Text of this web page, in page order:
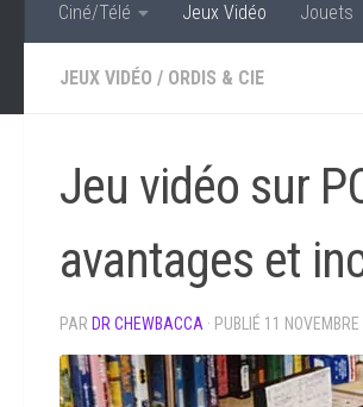
Ciné/Télé Jeux Vidéo Jouets
JEUX VIDÉO / ORDIS & CIE
Jeu vidéo sur
avantages et
PAR DR CHEWBACCA · PUBLIÉ 11